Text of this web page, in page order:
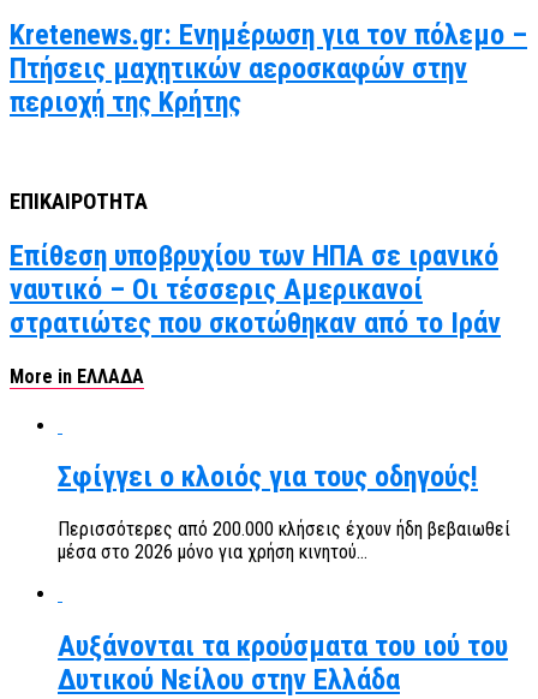
Kretenews.gr: Ενημέρωση για τον πόλεμο –
Πτήσεις μαχητικών αεροσκαφών στην
περιοχή της Κρήτης
ΕΠΙΚΑΙΡΟΤΗΤΑ
Επίθεση υποβρυχίου των ΗΠΑ σε ιρανικό
ναυτικό – Οι τέσσερις Αμερικανοί
στρατιώτες που σκοτώθηκαν από το Ιράν
More in ΕΛΛΑΔΑ
Σφίγγει ο κλοιός για τους οδηγούς!
Περισσότερες από 200.000 κλήσεις έχουν ήδη βεβαιωθεί
μέσα στο 2026 μόνο για χρήση κινητού...
Αυξάνονται τα κρούσματα του ιού του
Δυτικού Νείλου στην Ελλάδα